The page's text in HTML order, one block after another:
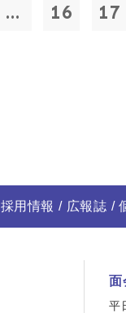
... 16 17
採用情報 広報誌
面
平